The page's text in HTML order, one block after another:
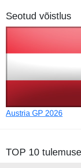
Seotud võistlus
Austria GP 2026
TOP 10